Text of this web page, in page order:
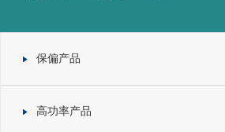
保偏产品
高功率产品